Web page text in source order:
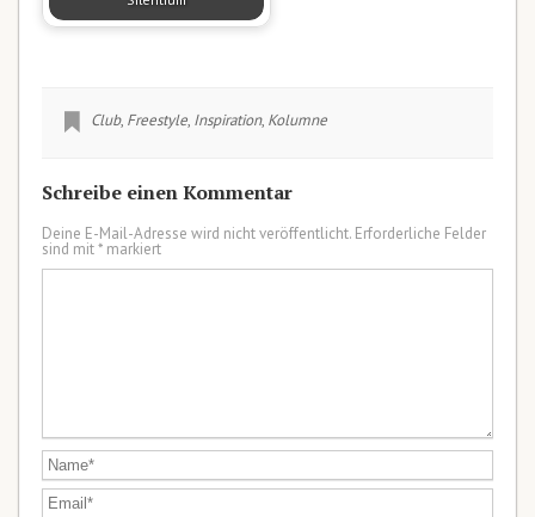
Club, Freestyle, Inspiration, Kolumne
Schreibe einen Kommentar
Deine E-Mail-Adresse wird nicht veröffentlicht. Erforderliche Felder
sind mit*markiert